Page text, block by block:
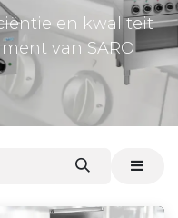
en kwaliteit
van SARO